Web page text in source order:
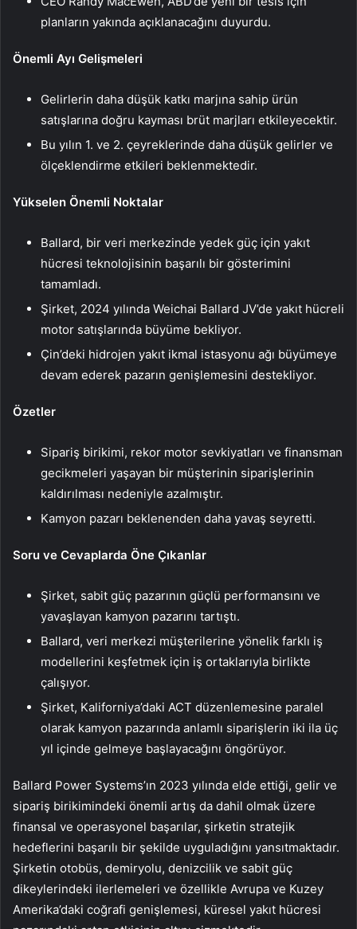
planların yakında açıklanacağını duyurdu.
Önemli Ayı Gelişmeleri
Gelirlerin daha düşük katkı marjına sahip ürün
satışlarına doğru kayması brüt marjları etkileyecektir.
Bu yılın 1. ve 2. çeyreklerinde daha düşük gelirler ve
ölçeklendirme etkileri beklenmektedir.
Yükselen Önemli Noktalar
Ballard, bir veri merkezinde yedek güç için yakıt
hücresi teknolojisinin başarılı bir gösterimini
tamamladı.
Şirket, 2024 yılında Weichai Ballard JV’de yakıt hücreli
motor satışlarında büyüme bekliyor.
Çin’deki hidrojen yakıt ikmal istasyonu ağı büyümeye
devam ederek pazarın genişlemesini destekliyor.
Özetler
Sipariş birikimi, rekor motor sevkiyatları ve finansman
gecikmeleri yaşayan bir müşterinin siparişlerinin
kaldırılması nedeniyle azalmıştır.
Kamyon pazarı beklenenden daha yavaş seyretti.
Soru ve Cevaplarda Öne Çıkanlar
Şirket, sabit güç pazarının güçlü performansını ve
yavaşlayan kamyon pazarını tartıştı.
Ballard, veri merkezi müşterilerine yönelik farklı iş
modellerini keşfetmek için iş ortaklarıyla birlikte
çalışıyor.
Şirket, Kaliforniya’daki ACT düzenlemesine paralel
olarak kamyon pazarında anlamlı siparişlerin iki ila üç
yıl içinde gelmeye başlayacağını öngörüyor.
Ballard Power Systems’ın 2023 yılında elde ettiği, gelir ve
sipariş birikimindeki önemli artış da dahil olmak üzere
finansal ve operasyonel başarılar, şirketin stratejik
hedeflerini başarılı bir şekilde uyguladığını yansıtmaktadır.
Şirketin otobüs, demiryolu, denizcilik ve sabit güç
dikeylerindeki ilerlemeleri ve özellikle Avrupa ve Kuzey
Amerika’daki coğrafi genişlemesi, küresel yakıt hücresi